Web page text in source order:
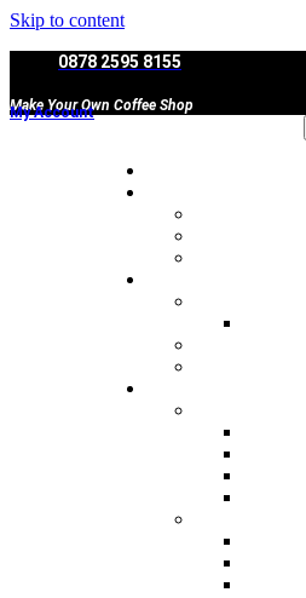
Skip to content
0878 2595 8155
Make Your Own Coffee Shop
My Account